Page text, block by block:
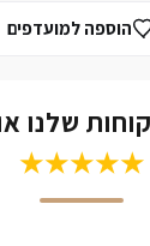
הוספה למועדפים
שלנו
★★★★★